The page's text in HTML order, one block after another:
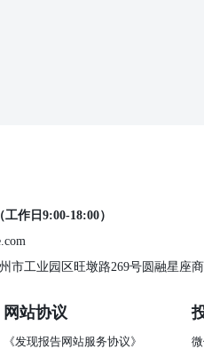
（工作日9:00-18:00）
市工业园区旺墩路269号圆融星座
网站协议
《发现报告网站服务协议》